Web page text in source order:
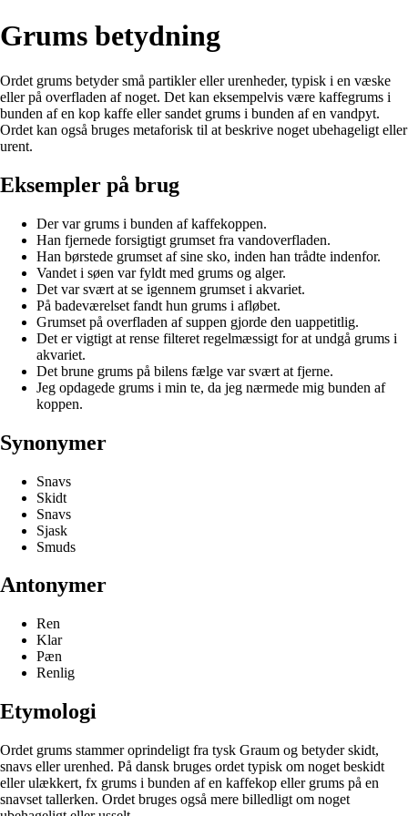
Grums betydning
Ordet grums betyder små partikler eller urenheder, typisk i en væske
eller på overfladen af noget. Det kan eksempelvis være kaffegrums i
bunden af en kop kaffe eller sandet grums i bunden af en vandpyt.
Ordet kan også bruges metaforisk til at beskrive noget ubehageligt eller
urent.
Eksempler på brug
Der var grums i bunden af kaffekoppen.
Han fjernede forsigtigt grumset fra vandoverfladen.
Han børstede grumset af sine sko, inden han trådte indenfor.
Vandet i søen var fyldt med grums og alger.
Det var svært at se igennem grumset i akvariet.
På badeværelset fandt hun grums i afløbet.
Grumset på overfladen af suppen gjorde den uappetitlig.
Det er vigtigt at rense filteret regelmæssigt for at undgå grums i
akvariet.
Det brune grums på bilens fælge var svært at fjerne.
Jeg opdagede grums i min te, da jeg nærmede mig bunden af
koppen.
Synonymer
Snavs
Skidt
Snavs
Sjask
Smuds
Antonymer
Ren
Klar
Pæn
Renlig
Etymologi
Ordet grums stammer oprindeligt fra tysk Graum og betyder skidt,
snavs eller urenhed. På dansk bruges ordet typisk om noget beskidt
eller ulækkert, fx grums i bunden af en kaffekop eller grums på en
snavset tallerken. Ordet bruges også mere billedligt om noget